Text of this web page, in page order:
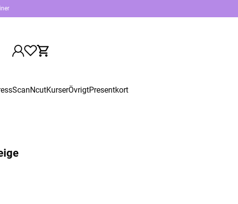
ScanNcutKurserÖvrigtPresentkort